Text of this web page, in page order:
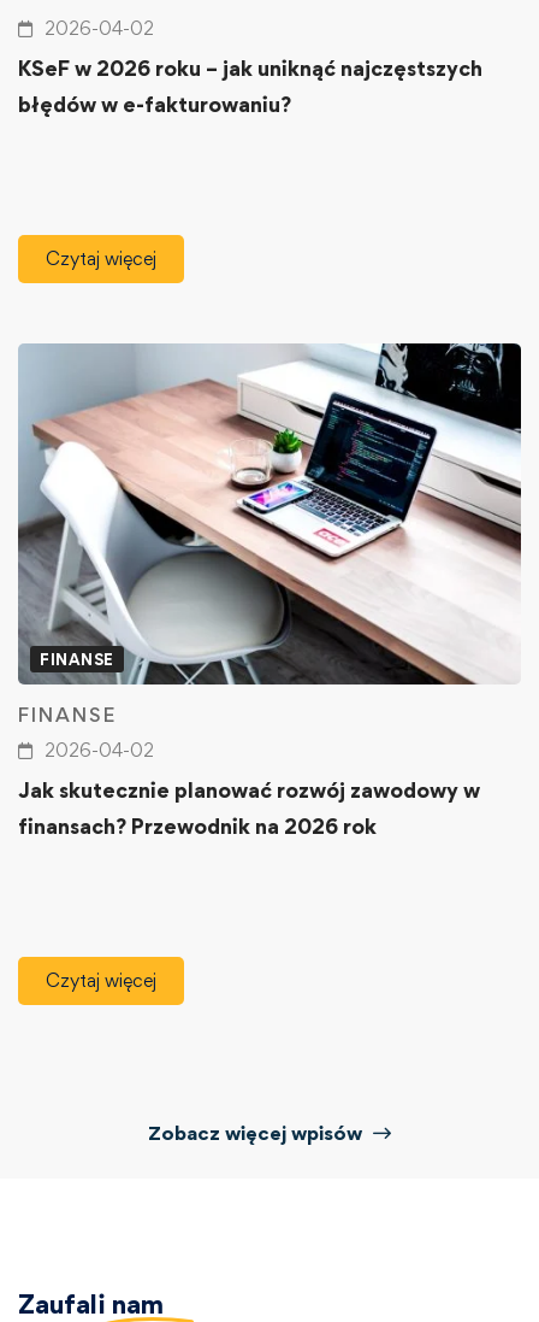
2026-04-02
KSeF w 2026 roku – jak uniknąć najczęstszych
błędów w e-fakturowaniu?
Czytaj więcej
FINANSE
FINANSE
2026-04-02
Jak skutecznie planować rozwój zawodowy w
finansach? Przewodnik na 2026 rok
Czytaj więcej
Zobacz więcej wpisów
Zaufali nam